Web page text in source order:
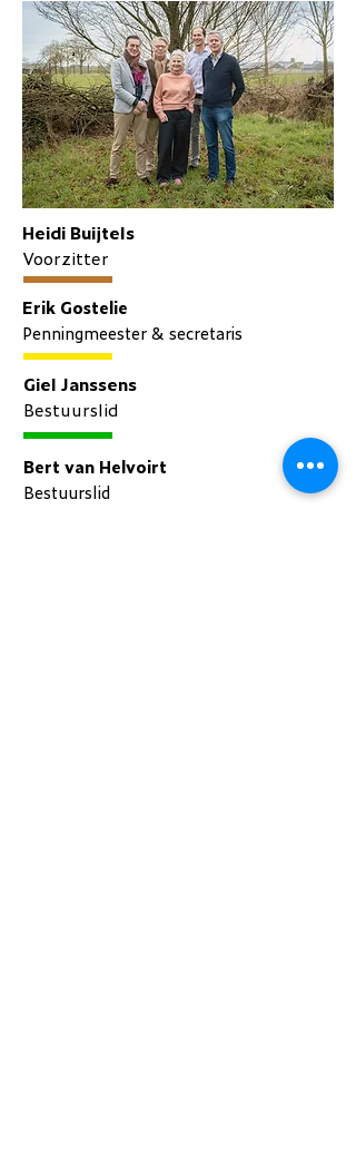
Heidi Buijtels
Voorzitter
Erik Gostelie
Penningmeester & secretaris
Giel Janssens
Bestuurslid
Bert van Helvoirt
Bestuurslid